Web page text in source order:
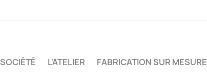
L'ATELIER FABRICATION SUR MESURE